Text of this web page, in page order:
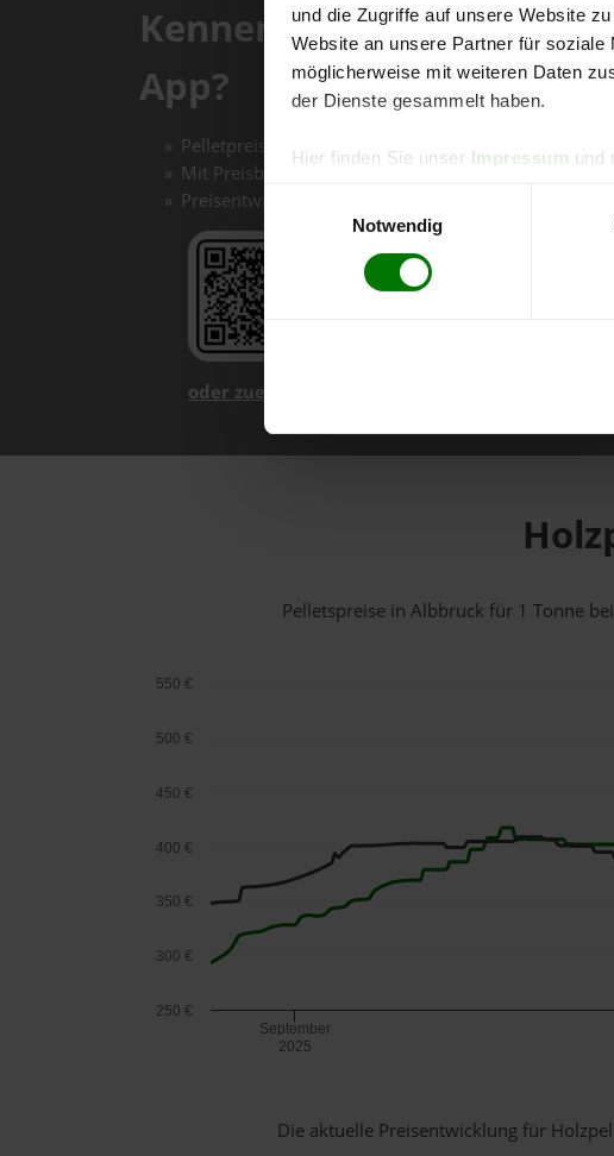
und die Zugriffe auf unsere Website
Website an unsere Partner für soziale
möglicherweise mit weiteren Daten
der Dienste gesammelt haben.
Hier finden Sie unser Impressum und
Notwendig
Kennen Sie schon unsere
App?
Pelletpreise mit einem Klick vergleichen und direkt
Mit Preisbenachrichtigungen immer auf dem
Preisentwicklungen im Chart einfach nachverfolgen
oder zuerst mehr über unsere App erfahren
Pelletspreise in Albbruck für 1 Tonne
September
2025
250 €
300 €
350 €
400 €
450 €
500 €
550 €
Die aktuelle Preisentwicklung für